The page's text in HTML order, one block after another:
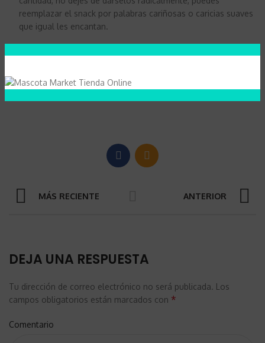
reemplazar el snack por palabras cariñosas o caricias suaves
que igual les encantan.
que harán que tengas una mascota con un comportamiento
agradable a la hora de socializar.
MÁS RECIENTE ANTERIOR
DEJA UNA RESPUESTA
Tu dirección de correo electrónico no será publicada. Los
campos obligatorios están marcados con *
Comentario